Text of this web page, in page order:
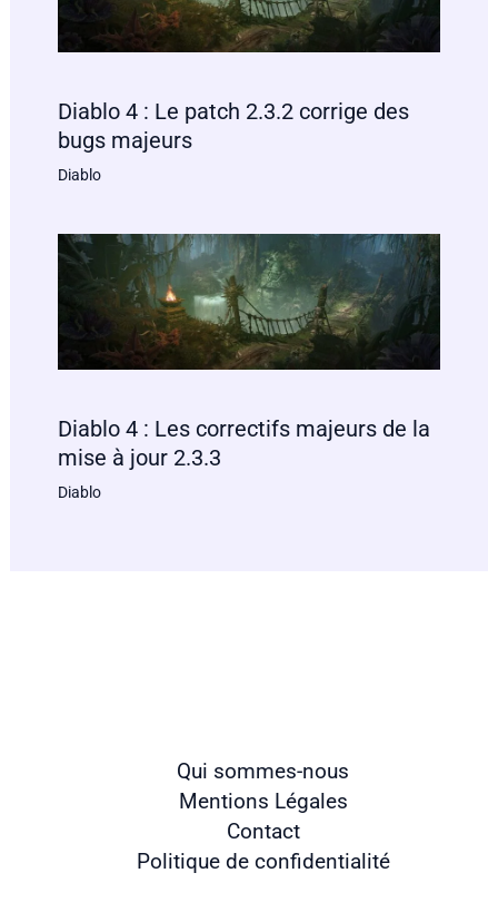
Diablo 4 : Le patch 2.3.2 corrige des
bugs majeurs
Diablo
Diablo 4 : Les correctifs majeurs de la
mise à jour 2.3.3
Diablo
Qui sommes-nous
Mentions Légales
Contact
Politique de confidentialité